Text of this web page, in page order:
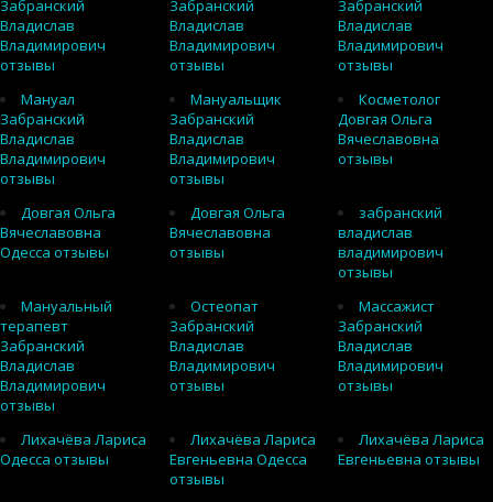
Забранский
Владислав
Владимирович
отзывы
Забранский
Владислав
Владимирович
отзывы
Забранский
Владислав
Владимирович
отзывы
Мануал
Забранский
Владислав
Владимирович
отзывы
Мануальщик
Забранский
Владислав
Владимирович
отзывы
Косметолог
Довгая Ольга
Вячеславовна
отзывы
Довгая Ольга
Вячеславовна
Одесса отзывы
Довгая Ольга
Вячеславовна
отзывы
забранский
владислав
владимирович
отзывы
Мануальный
терапевт
Забранский
Владислав
Владимирович
отзывы
Остеопат
Забранский
Владислав
Владимирович
отзывы
Массажист
Забранский
Владислав
Владимирович
отзывы
Лихачёва Лариса
Одесса отзывы
Лихачёва Лариса
Евгеньевна Одесса
отзывы
Лихачёва Лариса
Евгеньевна отзывы